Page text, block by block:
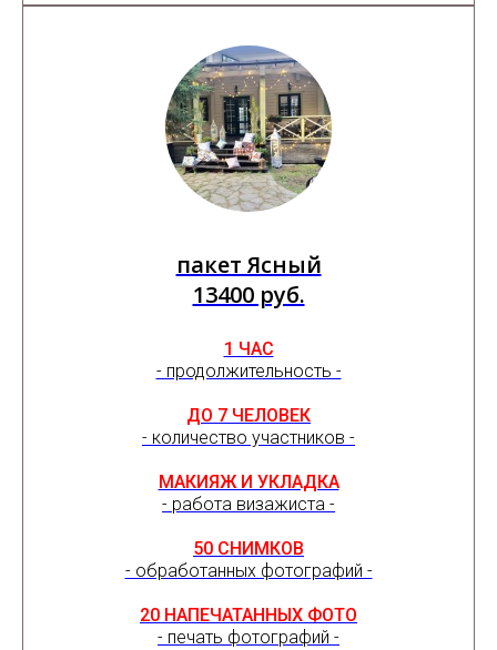
пакет Ясный
13400 руб.
1 ЧАС
- продолжительность -
ДО 7 ЧЕЛОВЕК
- количество участников -
МАКИЯЖ И УКЛАДКА
- работа визажиста -
50 СНИМКОВ
- обработанных фотографий -
20 НАПЕЧАТАННЫХ ФОТО
- печать фотографий -